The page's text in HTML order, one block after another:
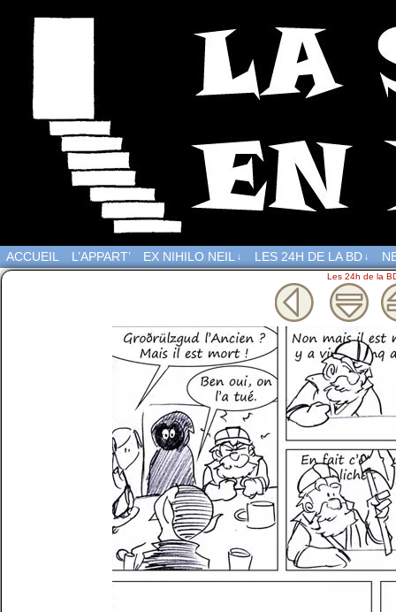
ACCUEIL L’APPART’ EX NIHILO NEIL ↓ LES 24H DE LA BD ↓
Les 24h de la